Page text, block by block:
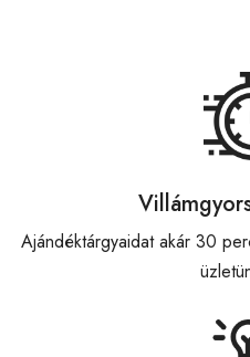
Ajándéktárgyaidat akár 30